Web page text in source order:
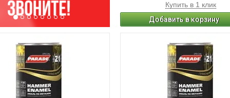
высыхает. Для окраски
поверхностей: забор, ворота,
также деревянных поверхностей
создания «металлического»
Купить в 1 клик
Добавить в корзину